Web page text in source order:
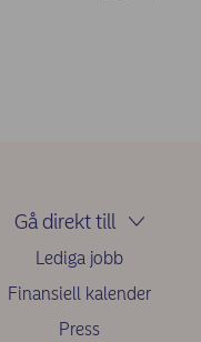
Gå direkt till
Lediga jobb
Finansiell kalender
Press